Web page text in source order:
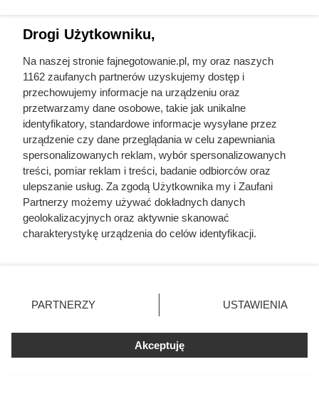
Drogi Użytkowniku,
Na naszej stronie fajnegotowanie.pl, my oraz naszych
1162 zaufanych partnerów uzyskujemy dostęp i
przechowujemy informacje na urządzeniu oraz
przetwarzamy dane osobowe, takie jak unikalne
identyfikatory, standardowe informacje wysyłane przez
urządzenie czy dane przeglądania w celu zapewniania
spersonalizowanych reklam, wybór spersonalizowanych
treści, pomiar reklam i treści, badanie odbiorców oraz
ulepszanie usług. Za zgodą Użytkownika my i Zaufani
Partnerzy możemy używać dokładnych danych
geolokalizacyjnych oraz aktywnie skanować
charakterystykę urządzenia do celów identyfikacji.
zmienić/wycofać klikając przycisk ustawień prywatności
znajdujący się w lewym dolnym rogu strony
rodzaje przetwarzania danych nie wymagają zgody
użytkownika, ale masz prawo sprzeciwić się takiemu
przetwarzaniu. Preferencje będą miały zastosowania tylko
PARTNERZY USTAWIENIA
Akceptuję